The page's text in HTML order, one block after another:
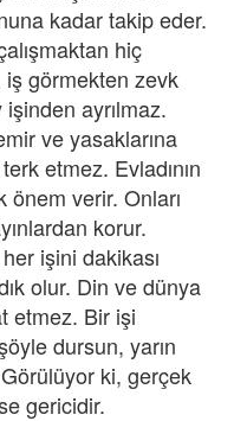
kadar takip eder.
hiç
iş görmekten zevk
ayrılmaz.
ve yasaklarına
etmez. Evladının
önem verir. Onları
korur.
işini dakikası
olur. Din ve dünya
etmez. Bir işi
dursun, yarın
ki, gerçek
gericidir.